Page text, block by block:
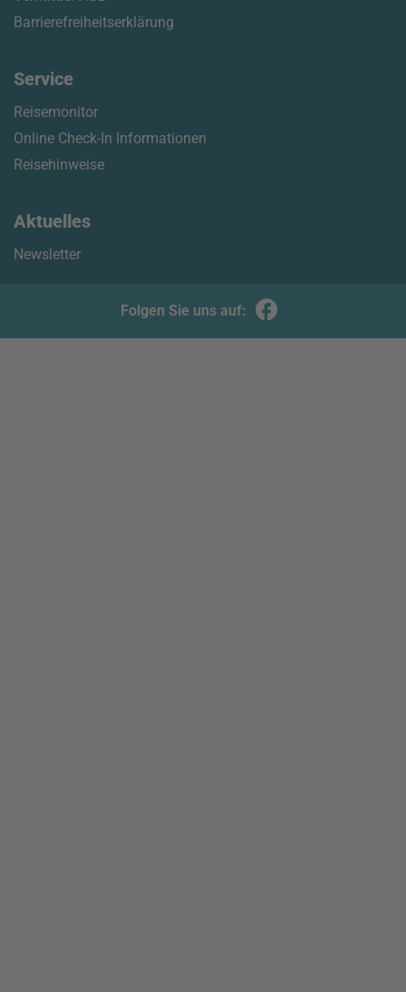
Barrierefreiheitserklärung
Service
Reisemonitor
Online Check-In Informationen
Reisehinweise
Aktuelles
Newsletter
Folgen Sie uns auf: